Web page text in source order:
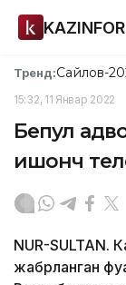
Тренд:Сайлов-
15:32, 11 Январ 2022
Бепул
ишонч
NUR-SULTAN.
жабрланган